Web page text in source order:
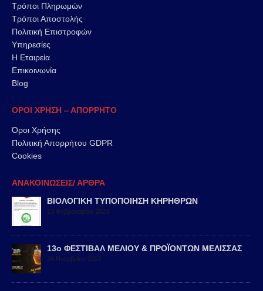
Τρόποι Πληρωμών
Τρόποι Αποστολής
Πολιτική Επιστροφών
Υπηρεσίες
Η Εταιρεία
Επικοινωνία
Blog
ΟΡΟΙ ΧΡΗΣΗ – ΑΠΟΡΡΗΤΟ
Όροι Χρήσης
Πολιτική Απορρήτου GDPR
Cookies
ΑΝΑΚΟΙΝΩΣΕΙΣ/ ΑΡΘΡΑ
ΒΙΟΛΟΓΙΚΗ ΤΥΠΟΠΟΙΗΣΗ ΚΗΡΗΘΡΩΝ
13 Φεβρουαρίου 2023
13ο ΦΕΣΤΙΒΑΛ ΜΕΛΙΟΥ & ΠΡΟΪΟΝΤΩΝ ΜΕΛΙΣΣΑΣ
28 Νοεμβρίου 2022